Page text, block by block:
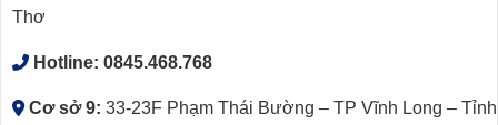
Thơ
Hotline: 0845.468.768
Cơ sở 9: 33-23F Phạm Thái Bường – TP Vĩnh Long – Tỉnh